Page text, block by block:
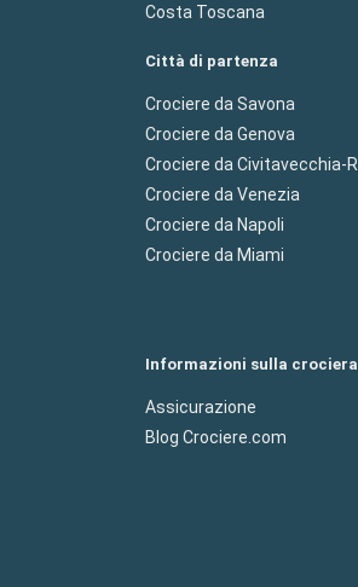
Costa Toscana
Città di partenza
Crociere da Savona
Crociere da Genova
Crociere da Civitavecchia-
Crociere da Venezia
Crociere da Napoli
Crociere da Miami
Informazioni sulla crociera
Assicurazione
Blog Crociere.com